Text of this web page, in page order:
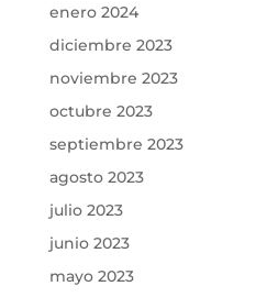
enero 2024
diciembre 2023
noviembre 2023
octubre 2023
septiembre 2023
agosto 2023
julio 2023
junio 2023
mayo 2023